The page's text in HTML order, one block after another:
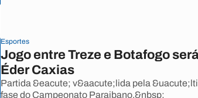
Esportes
Jogo entre Treze e Botafogo
Éder Caxias
Partida &eacute; v&aacute;lida pela
fase do Campeonato Paraibano.&nbsp;